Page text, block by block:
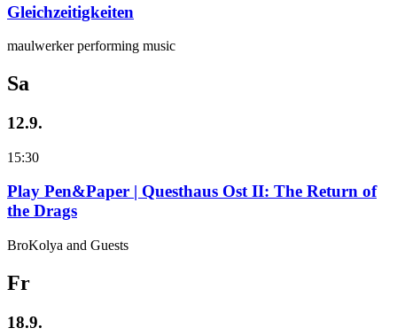
Gleichzeitigkeiten
maulwerker performing music
Sa
12.9.
15:30
Play Pen&Paper | Questhaus Ost II: The Return of
the Drags
BroKolya and Guests
Fr
18.9.